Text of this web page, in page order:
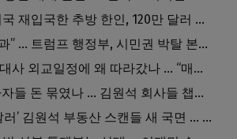
위조여권으로 미국 재입국한 추방 한인, 120만 달러 은행 사기 행각
“이제 시작에 불과” … 트럼프 행정부, 시민권 박탈 본격화
미셸 스틸 남편, 대사 외교일정에 왜 따라갔나 … “매우 이례적”
[속보] 한인 투자자들 돈 묶였나 … 김원석 회사들 챕터7 강제파산·자진파산 잇따라 신청
[단독] ‘수천만 달러’ 김원석 부동산 스캔들 새 국면 … 한인 투자자들 소송 잇따라 ‘디폴트’ 절차